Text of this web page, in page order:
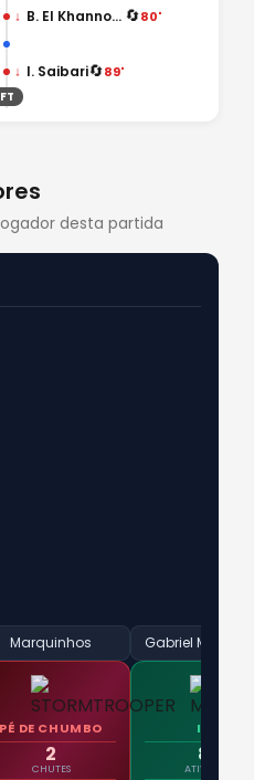
↓ B. El Khannouss 🔄80'
↓ I. Saibari🔄89'
FT
desta partida
Marquinhos
PÉ DE CHUMBO
2
CHUTES
Gabriel
IMÃ
89
ATIVIDADE